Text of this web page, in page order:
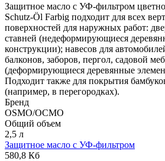
Защитное масло с УФ-фильтром
Schutz-Öl Farbig подходит для всех
поверхностей для наружных работ:
ставней (недеформирующиеся
конструкции); навесов для
балконов, заборов, пергол, садовой
(деформирующиеся деревянные
Подходит также для покрытия
(например, в перегородках).
Бренд
OSMO/ОСМО
Общий объем
2,5 л
Защитное масло с УФ-фильтром
580,8 Кб